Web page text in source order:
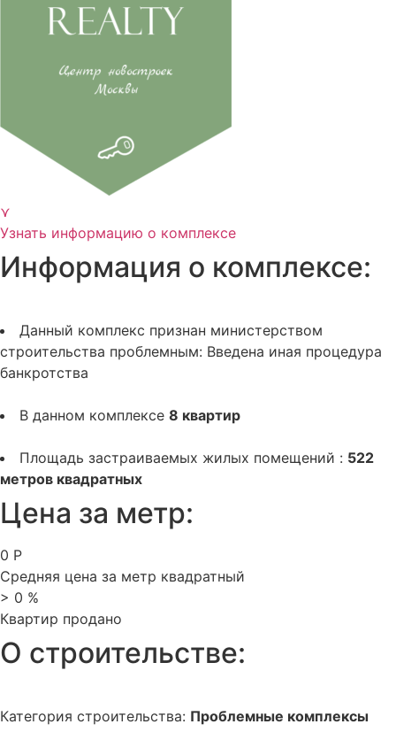
⋎
Узнать информацию о комплексе
Информация о комплексе:
Данный комплекс признан министерством
строительства проблемным: Введена иная процедура
банкротства
В данном комплексе 8 квартир
Площадь застраиваемых жилых помещений : 522
метров квадратных
Цена за метр:
0 Р
Средняя цена за метр квадратный
> 0 %
Квартир продано
О строительстве:
Категория строительства: Проблемные комплексы